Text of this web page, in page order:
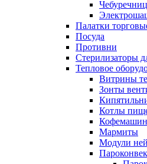
Палатки
Посуда
Противни
Стерилизаторы
Тепловое
Витрины
Зонты
Котлы
Мармиты
Модули